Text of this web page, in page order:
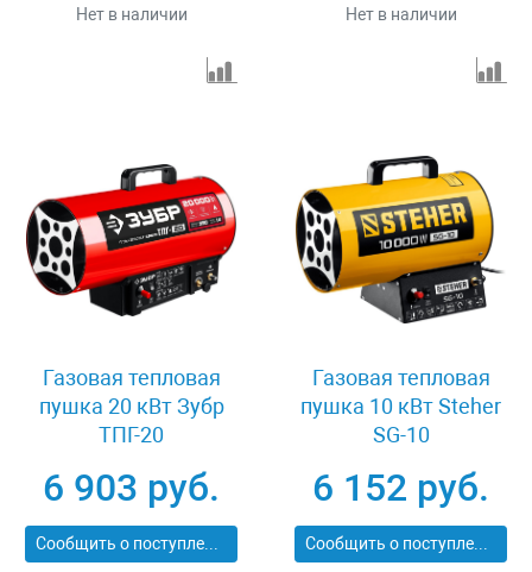
Нет в наличии Нет в наличии
Газовая тепловая
пушка 20 кВт Зубр
ТПГ-20
6 903 руб.
Сообщить о поступлении
Газовая тепловая
пушка 10 кВт Steher
SG-10
6 152 руб.
Сообщить о поступлении